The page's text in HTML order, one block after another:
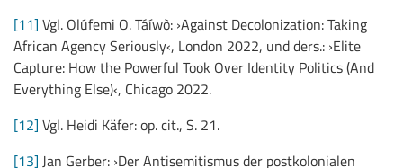
[11] Vgl. Olúfemi O. Táíwò: ›Against Decolonization: Taking
African Agency Seriously‹, London 2022, und ders.: ›Elite
Capture: How the Powerful Took Over Identity Politics (And
Everything Else)‹, Chicago 2022.
[12] Vgl. Heidi Käfer: op. cit., S. 21.
[13] Jan Gerber: ›Der Antisemitismus der postkolonialen